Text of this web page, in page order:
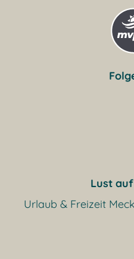
Lust
Urlaub & Freizeit